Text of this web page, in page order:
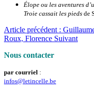
Élope ou les aventures
Troie cassait les pieds de
Article précédent :
Roux, Florence Suivant
Nous contacter
par courriel :
infos@letincelle.be